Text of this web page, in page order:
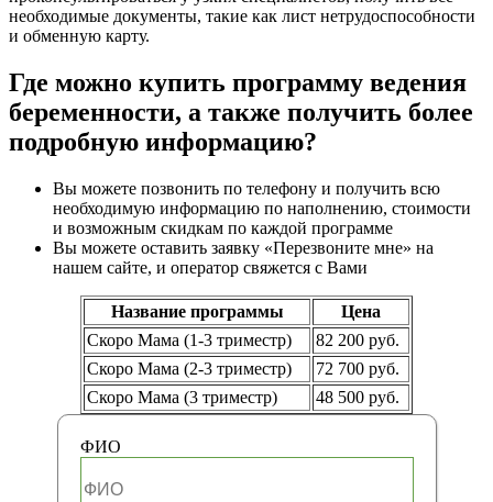
необходимые документы, такие как лист нетрудоспособности
и обменную карту.
Где можно купить программу ведения
беременности, а также получить более
подробную информацию?
Вы можете позвонить по телефону и получить всю
необходимую информацию по наполнению, стоимости
и возможным скидкам по каждой программе
Вы можете оставить заявку «Перезвоните мне» на
нашем сайте, и оператор свяжется с Вами
Название программы
Цена
Скоро Мама (1-3 триместр)
82 200 руб.
Скоро Мама (2-3 триместр)
72 700 руб.
Скоро Мама (3 триместр)
48 500 руб.
ФИО